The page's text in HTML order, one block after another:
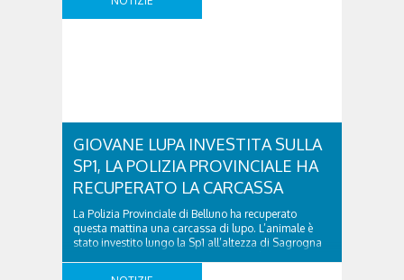
GIOVANE LUPA INVESTITA SULLA
SP1, LA POLIZIA PROVINCIALE HA
RECUPERATO LA CARCASSA
La Polizia Provinciale di Belluno ha recuperato
questa mattina una carcassa di lupo. L’animale è
stato investito lungo la Sp1 all’altezza di Sagrogna